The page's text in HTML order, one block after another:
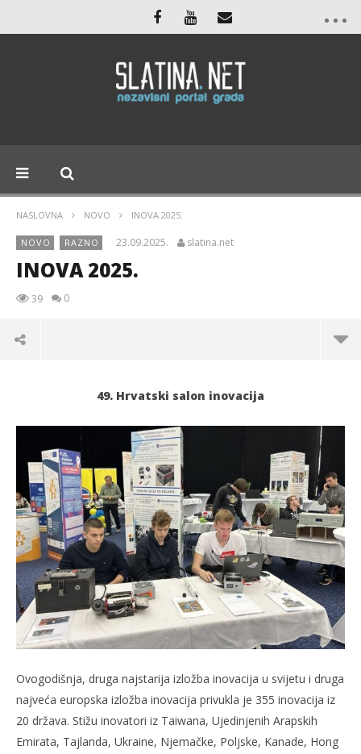
NASLOVNA NOVO INOVA 2025.
NOVO RAZNO 23.09.2025. slatina.net
INOVA 2025.
39 0
TRENUTNO OTVORENO
INOVA 2025.
23.09.2025.
slatina.net
49. Hrvatski salon inovacija
Ovogodišnja, druga najstarija izložba inovacija u svijetu i druga
najveća europska izložba inovacija privukla je 355 inovacija iz
20 država. Stižu inovatori iz Taiwana, Ujedinjenih Arapskih
Emirata, Tajlanda, Ukraine, Njemačke, Poljske, Kanade, Hong